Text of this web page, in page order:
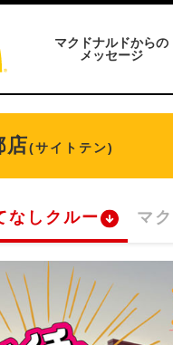
マクドナルドからの
メッセージ
店(サイトテン)
なしクルー マ